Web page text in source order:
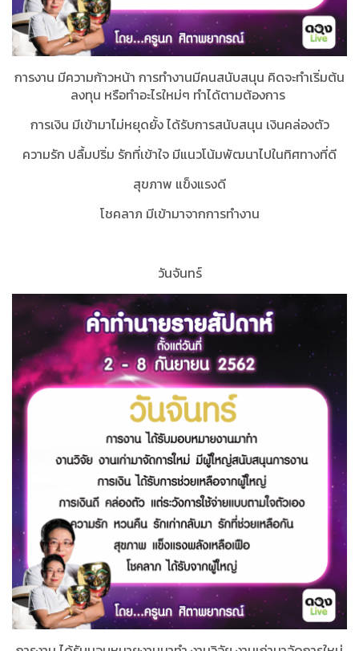
การงาน มีความก้าวหน้า การทำงานมีคนสนับสนุน คิดจะทำเริ่มต้น
ลงทุน หรือทำอะไรใหม่ๆ ทำได้ตามต้องการ
การเงิน มีเข้ามาไม่หยุดยั้ง ได้รับการสนับสนุน เงินคล่องตัว
ความรัก ปลื้มปริ่ม รักที่เข้าใจ มีแนวโน้มพัฒนาไปในทิศทางที่ดี
สุขภาพ แข็งแรงดี
โชคลาภ มีเข้ามาจากการทำงาน
วันจันทร์